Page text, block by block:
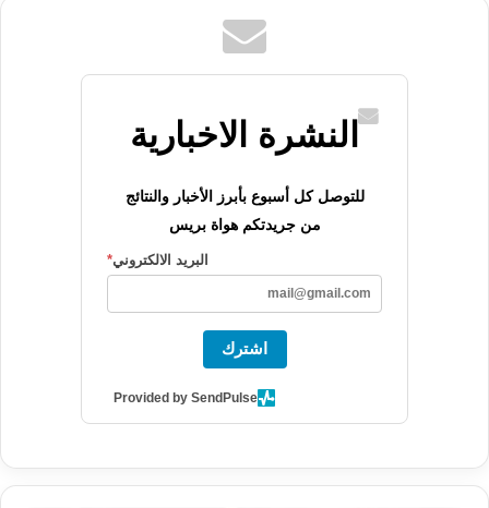
النشرة الاخبارية
للتوصل كل أسبوع بأبرز الأخبار والنتائج
من جريدتكم هواة بريس
البريد الالكتروني*
اشترك
Provided by SendPulse